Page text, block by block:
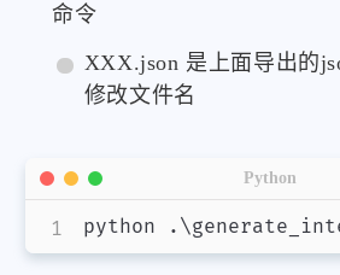
命令
XXX.json 是上面导出的
修改文件名
python .
Python